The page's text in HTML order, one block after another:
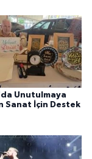
Unutulmaya
Sanat İçin Destek